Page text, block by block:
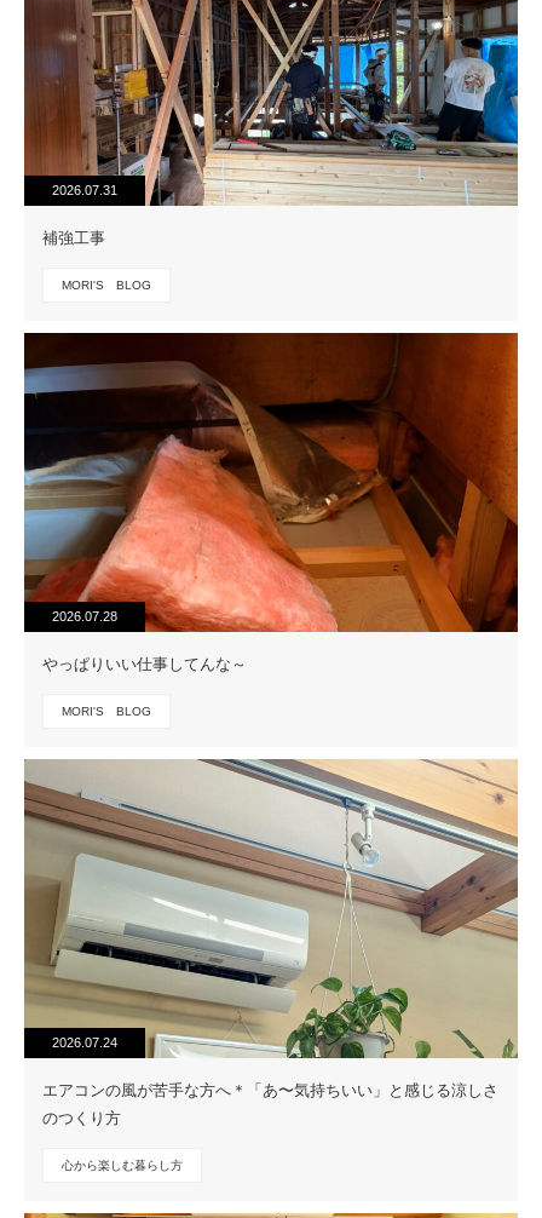
2026.07.31
補強工事
MORI'S BLOG
2026.07.28
やっぱりいい仕事してんな～
MORI'S BLOG
2026.07.24
エアコンの風が苦手な方へ＊「あ〜気持ちいい」と感じる涼しさ
のつくり方
心から楽しむ暮らし方